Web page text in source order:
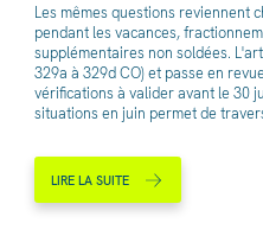
Les mêmes questions reviennent
pendant les vacances,
supplémentaires non soldées.
329a à 329d CO) et passe en
vérifications à valider avant le 30
situations en juin permet de
LIRE LA SUITE